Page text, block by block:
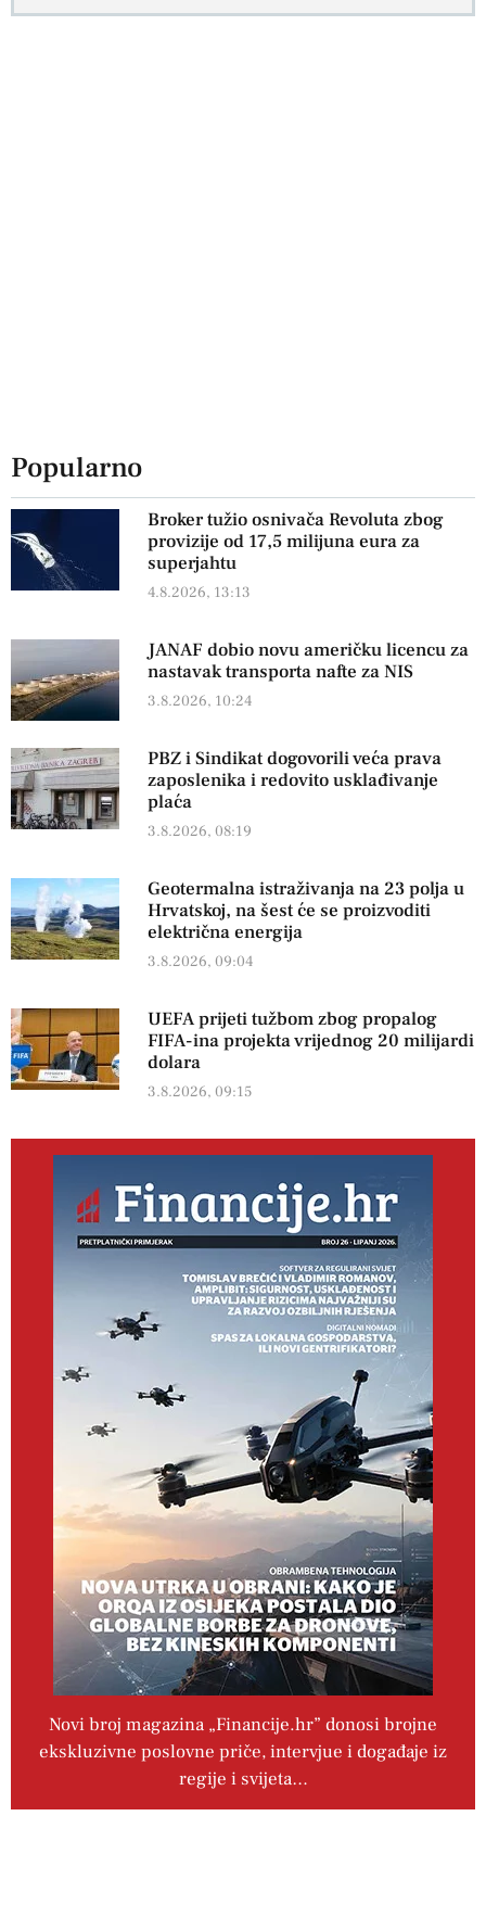
Popularno
Broker tužio osnivača Revoluta zbog
provizije od 17,5 milijuna eura za
superjahtu
4.8.2026, 13:13
JANAF dobio novu američku licencu za
nastavak transporta nafte za NIS
3.8.2026, 10:24
PBZ i Sindikat dogovorili veća prava
zaposlenika i redovito usklađivanje
plaća
3.8.2026, 08:19
Geotermalna istraživanja na 23 polja u
Hrvatskoj, na šest će se proizvoditi
električna energija
3.8.2026, 09:04
UEFA prijeti tužbom zbog propalog
FIFA-ina projekta vrijednog 20 milijardi
dolara
3.8.2026, 09:15
Novi broj magazina „Financije.hr” donosi brojne
ekskluzivne poslovne priče, intervjue i događaje iz
regije i svijeta…